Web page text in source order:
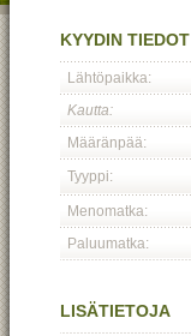
KYYDIN TIEDOT
Lähtöpaikka:
Kautta:
Määränpää:
Tyyppi:
Menomatka:
Paluumatka:
LISÄTIETOJA